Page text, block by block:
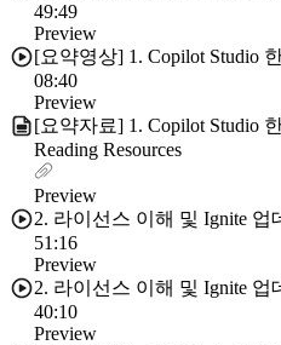
49:49
Preview
[요약영상] 1. Copilot Studio
08:40
Preview
[요약자료] 1. Copilot Studio
Reading Resources
Preview
2. 라이선스 이해 및 Ignite 업
51:16
Preview
2. 라이선스 이해 및 Ignite 업
40:10
Preview